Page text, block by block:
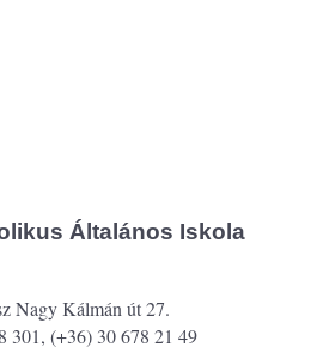
Általános Iskola
Nagy Kálmán út 27.
301, (+36) 30 678 21 49